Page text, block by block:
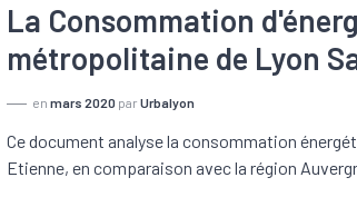
La Consommation
métropolitaine de Lyon
enmars 2020 parUrbalyon
Ce document analyse laconsommation
Etienne, en comparaison avec la région